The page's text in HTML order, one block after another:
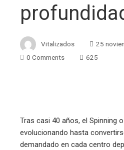
Vitalizados
25
0 Comments
625
Tras casi 40 años, el Spinning
evolucionando hasta
demandado en cada centro